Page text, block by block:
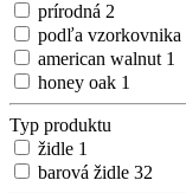
prírodná 2
podľa vzorkovnika
american walnut 1
honey oak 1
Typ produktu
židle 1
barová židle 32